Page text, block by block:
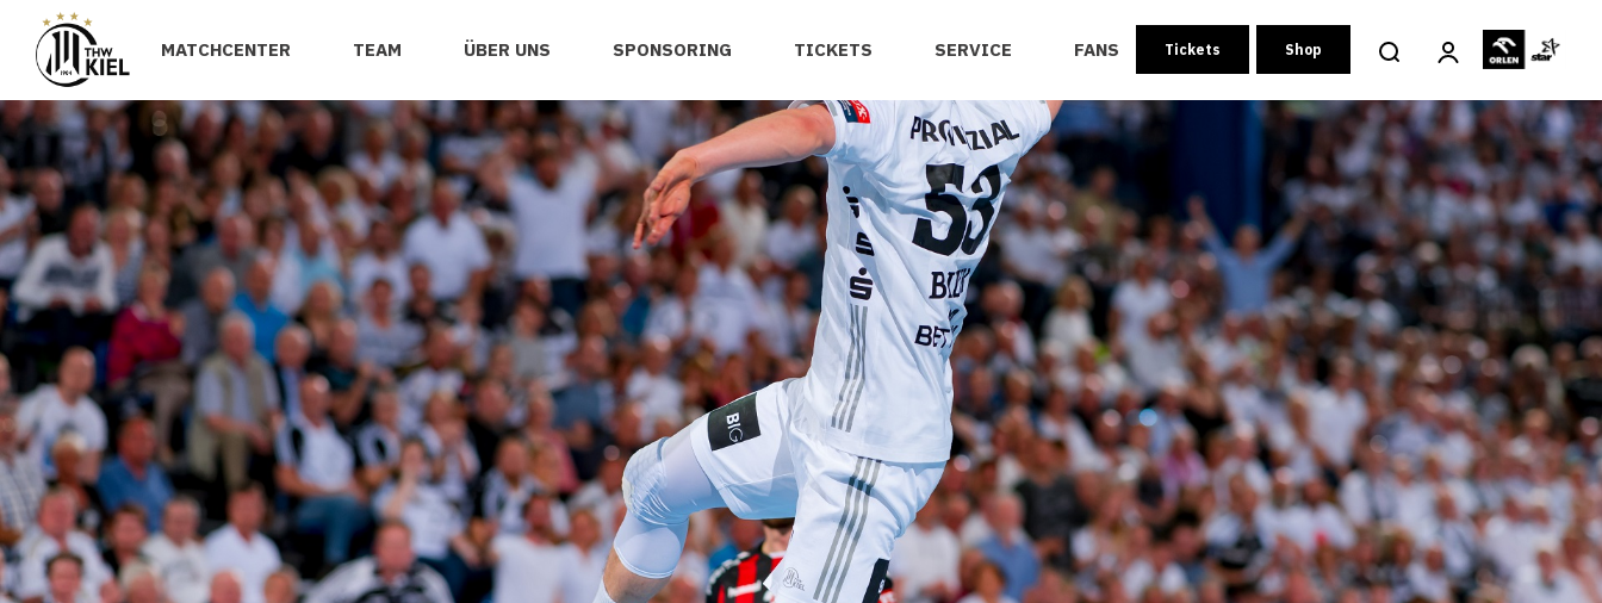
MATCHCENTER TEAM ÜBER UNS SPONSORING TICKETS SERVICE FANS Tickets Shop